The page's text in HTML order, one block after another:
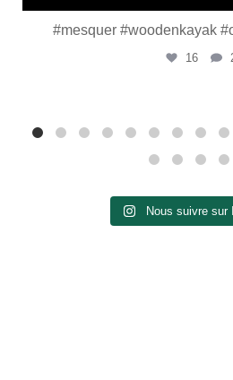
#mesquer #woodenkayak
16
Nous suivre sur